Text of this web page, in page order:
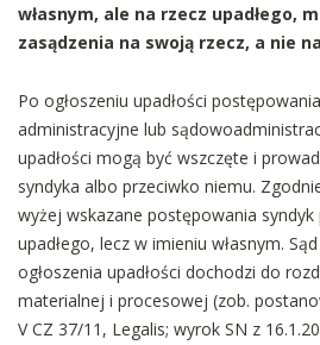
własnym, ale na rzecz upadłego,
zasądzenia na swoją rzecz, a nie
Po ogłoszeniu upadłości
administracyjne lub
upadłości mogą być wszczęte i
syndyka albo przeciwko niemu.
wyżej wskazane postępowania
upadłego, lecz w imieniu własnym.
ogłoszenia upadłości dochodzi do
materialnej i procesowej (zob.
V CZ 37/11, Legalis; wyrok SN z